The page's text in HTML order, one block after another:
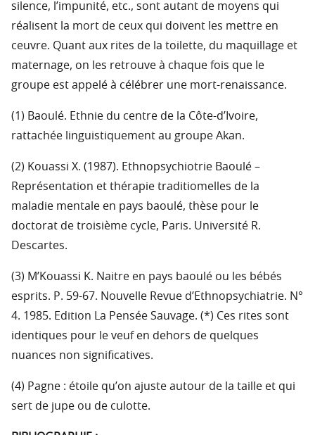
silence, l’impunité, etc., sont autant de moyens qui
réalisent la mort de ceux qui doivent les mettre en
ceuvre. Quant aux rites de la toilette, du maquillage et
maternage, on les retrouve à chaque fois que le
groupe est appelé à célébrer une mort-renaissance.
(1) Baoulé. Ethnie du centre de la Côte-d’Ivoire,
rattachée linguistiquement au groupe Akan.
(2) Kouassi X. (1987). Ethnopsychiotrie Baoulé –
Représentation et thérapie traditiomelles de la
maladie mentale en pays baoulé, thèse pour le
doctorat de troisième cycle, Paris. Université R.
Descartes.
(3) M’Kouassi K. Naitre en pays baoulé ou les bébés
esprits. P. 59-67. Nouvelle Revue d’Ethnopsychiatrie. N°
4. 1985. Edition La Pensée Sauvage. (*) Ces rites sont
identiques pour le veuf en dehors de quelques
nuances non significatives.
(4) Pagne : étoile qu’on ajuste autour de la taille et qui
sert de jupe ou de culotte.